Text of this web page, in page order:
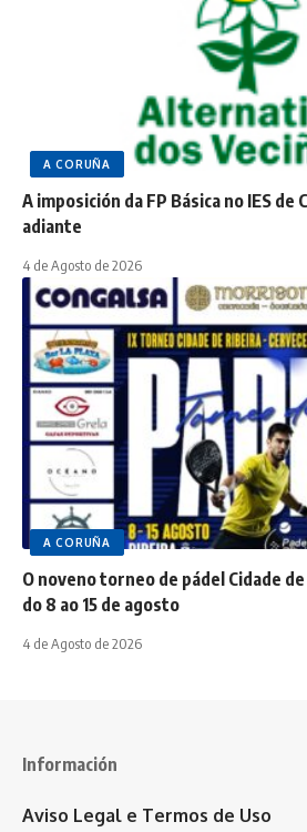
A CORUÑA
A imposición da FP Básica no IES de
adiante
4 de Agosto de 2026
A CORUÑA
O noveno torneo de pádel Cidade
do 8 ao 15 de agosto
4 de Agosto de 2026
Información
Aviso Legal e Termos de Uso